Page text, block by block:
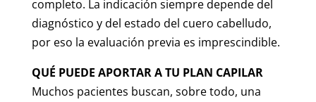
completo. La indicación siempre depende del
diagnóstico y del estado del cuero cabelludo,
por eso la evaluación previa es imprescindible.
QUÉ PUEDE APORTAR A TU PLAN CAPILAR
Muchos pacientes buscan, sobre todo, una